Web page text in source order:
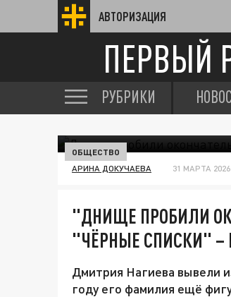
АВТОРИЗАЦИЯ
ПЕРВЫЙ
РУБРИКИ
ОБЩЕСТВО
АРИНА ДОКУЧАЕВА 31 МАРТА 2026
"ДНИЩЕ ПРОБИЛИ
"ЧЁРНЫЕ СПИСКИ" –
Дмитрия Нагиева вывели
году его фамилия ещё